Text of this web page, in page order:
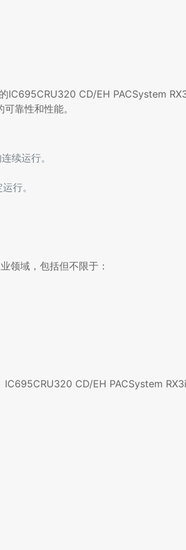
IC695CRU320 CD/EH PACSystem
靠性和性能。
续运行。
行。
领域，包括但不限于：
CD/EH PACSystem